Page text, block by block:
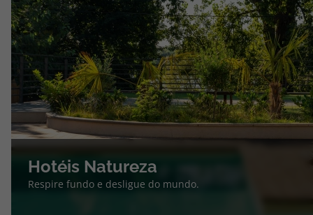
Hotéis Natureza
Respire fundo e desligue do mundo.